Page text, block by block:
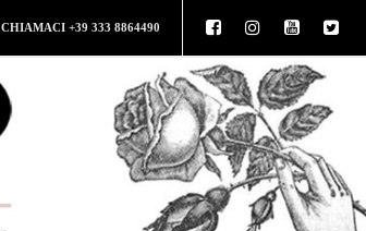
CHIAMACI +39 333 8864490